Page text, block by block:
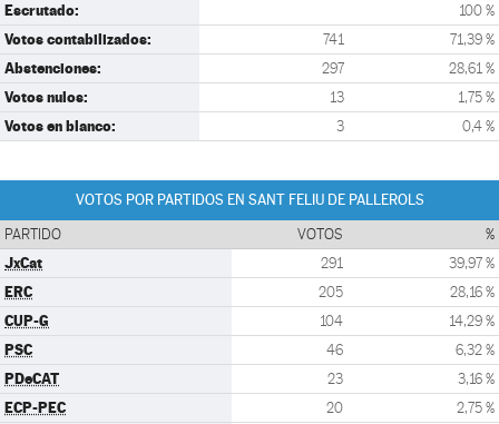
Escrutado: 100 %
Votos contabilizados: 741 71,39 %
Abstenciones: 297 28,61 %
Votos nulos: 13 1,75 %
Votos en blanco: 3 0,4 %
VOTOS POR PARTIDOS EN SANT FELIU DE PALLEROLS
PARTIDO VOTOS %
JxCat 291 39,97 %
ERC 205 28,16 %
CUP-G 104 14,29 %
PSC 46 6,32 %
PDeCAT 23 3,16 %
ECP-PEC 20 2,75 %